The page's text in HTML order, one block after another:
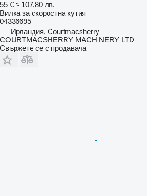
55 € ≈ 107,80 лв.
Вилка за скоростна кутия
04336695
Ирландия, Courtmacsherry
COURTMACSHERRY MACHINERY LTD
Свържете се с продавача